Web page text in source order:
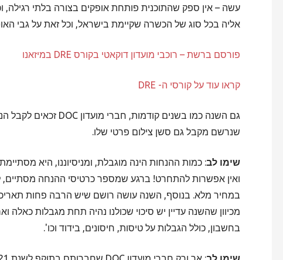
עשה – אין ספק שהתוכנית פותחת אופקים בצורה בלתי
אליה בכל סוג של הכשרה שקיימת בישראל, וכל זאת על גבי
פורסם ברשת – רוכבי מועדון דוקאטי בקורס DRE במיזאנו
קראו עוד על קורסי ה- DRE
שנרשם מקבל גם סשן צילום פרטי שלו.
שימו לב: כמות ההנחות הינה מוגבלת, ומניסיוננו, היא
ואין אפשרות להתחרט! ברגע שמספר כרטיסי ההנחה
מכיוון שהשנה עדיין יש סיכוי שכולנו נהיה תחת מגבלות
בחשבון, כולל הגבלות על טיסות, חיסונים, בידוד וכו'.